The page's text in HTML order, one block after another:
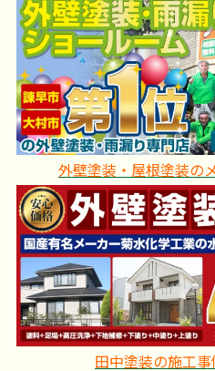
外壁塗装・屋根塗装の
田中塗装の施工